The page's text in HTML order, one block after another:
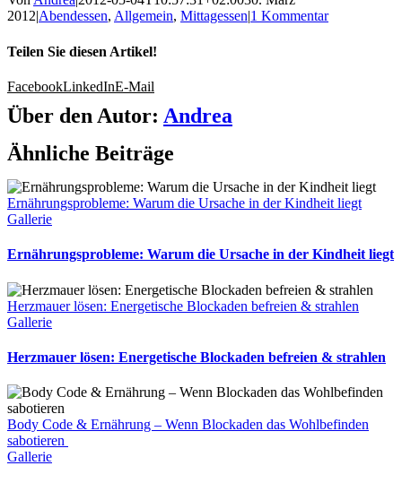
2012|Abendessen, Allgemein, Mittagessen|1 Kommentar
Teilen Sie diesen Artikel!
FacebookLinkedInE-Mail
Über den Autor: Andrea
Ähnliche Beiträge
Ernährungsprobleme: Warum die Ursache in der Kindheit liegt
Gallerie
Ernährungsprobleme: Warum die Ursache in der Kindheit liegt
Herzmauer lösen: Energetische Blockaden befreien & strahlen
Gallerie
Herzmauer lösen: Energetische Blockaden befreien & strahlen
Body Code & Ernährung – Wenn Blockaden das Wohlbefinden
sabotieren
Gallerie